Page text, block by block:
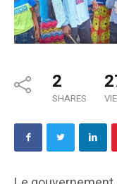
2
SHARES